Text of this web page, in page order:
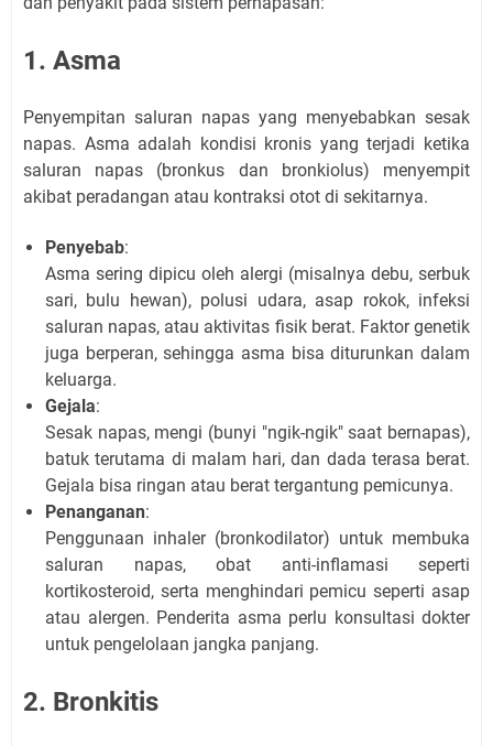
1. Asma
Penyempitan saluran napas yang menyebabkan sesak
napas. Asma adalah kondisi kronis yang terjadi ketika
saluran napas (bronkus dan bronkiolus) menyempit
akibat peradangan atau kontraksi otot di sekitarnya.
Penyebab:
Asma sering dipicu oleh alergi (misalnya debu, serbuk
sari, bulu hewan), polusi udara, asap rokok, infeksi
saluran napas, atau aktivitas fisik berat. Faktor genetik
juga berperan, sehingga asma bisa diturunkan dalam
keluarga.
Gejala:
Sesak napas, mengi (bunyi "ngik-ngik" saat bernapas),
batuk terutama di malam hari, dan dada terasa berat.
Gejala bisa ringan atau berat tergantung pemicunya.
Penanganan:
Penggunaan inhaler (bronkodilator) untuk membuka
saluran napas, obat anti-inflamasi seperti
kortikosteroid, serta menghindari pemicu seperti asap
atau alergen. Penderita asma perlu konsultasi dokter
untuk pengelolaan jangka panjang.
2. Bronkitis